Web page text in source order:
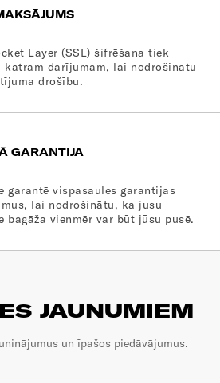
Layer (SSL) šifrēšana tiek
katram darījumam, lai nodrošinātu
drošību.
GARANTIJA
garantē vispasaules garantijas
lai nodrošinātu, ka jūsu
bagāža vienmēr var būt jūsu pusē.
JAUNUMIEM
un īpašos piedāvājumus.